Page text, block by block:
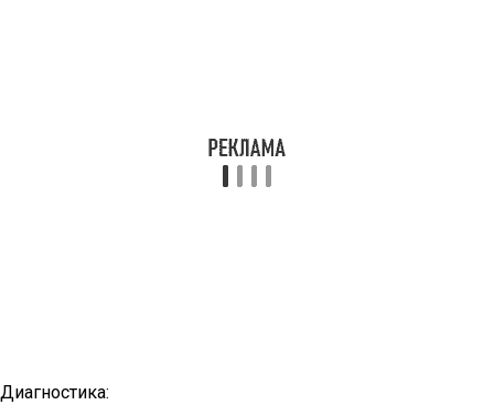
Диагностика: